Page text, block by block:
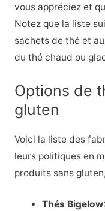
vous appréciez et
Notez que la liste
sachets de thé et
du thé chaud ou
Options de
gluten
Voici la liste des
leurs politiques en
produits sans
Thés Bigelow